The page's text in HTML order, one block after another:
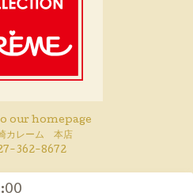
our homepage
崎カレーム 本店
362-8672